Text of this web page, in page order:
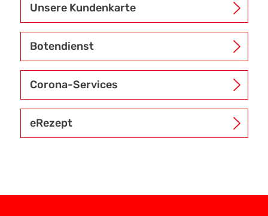
Unsere Kundenkarte
Botendienst
Corona-Services
eRezept